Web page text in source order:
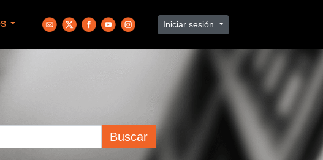
Iniciar sesión
Buscar